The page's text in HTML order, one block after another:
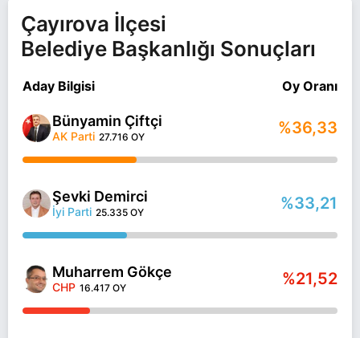
Çayırova İlçesi
Belediye Başkanlığı Sonuçları
Aday Bilgisi Oy Oranı
Bünyamin Çiftçi
AK Parti 27.716 OY %36,33
Şevki Demirci
İyi Parti 25.335 OY %33,21
Muharrem Gökçe
CHP 16.417 OY %21,52